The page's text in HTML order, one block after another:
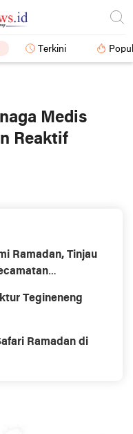
Terkini
Medis
Reaktif
Ramadan, Tinjau
Tegineneng
Ramadan di